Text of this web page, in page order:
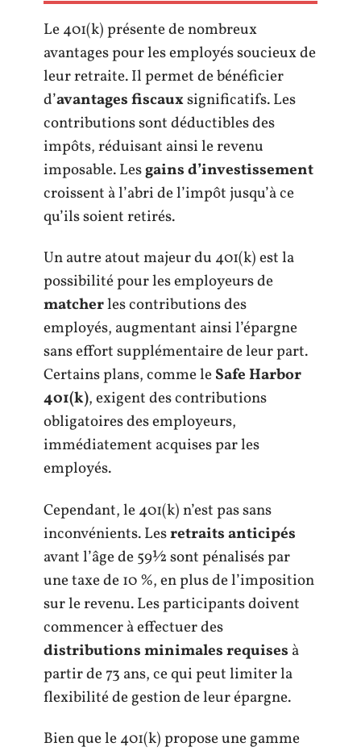
Le 401(k) présente de nombreux
avantages pour les employés soucieux de
leur retraite. Il permet de bénéficier
d’avantages fiscauxsignificatifs. Les
contributions sont déductibles des
impôts, réduisant ainsi le revenu
imposable. Lesgains d’investissement
croissent à l’abri de l’impôt jusqu’à ce
qu’ils soient retirés.
Un autre atout majeur du 401(k) est la
possibilité pour les employeurs de
matcherles contributions des
employés, augmentant ainsi l’épargne
sans effort supplémentaire de leur part.
Certains plans, comme leSafe Harbor
401(k), exigent des contributions
obligatoires des employeurs,
immédiatement acquises par les
employés.
Cependant, le 401(k) n’est pas sans
inconvénients. Lesretraits anticipés
avant l’âge de 59½ sont pénalisés par
une taxe de 10 %, en plus de l’imposition
sur le revenu. Les participants doivent
commencer à effectuer des
distributions minimales requises à
partir de 73 ans, ce qui peut limiter la
flexibilité de gestion de leur épargne.
Bien que le 401(k) propose une gamme